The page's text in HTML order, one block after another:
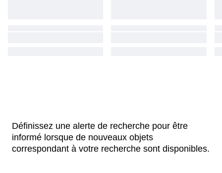
Définissez une alerte de recherche pour être
informé lorsque de nouveaux objets
correspondant à votre recherche sont disponibles.